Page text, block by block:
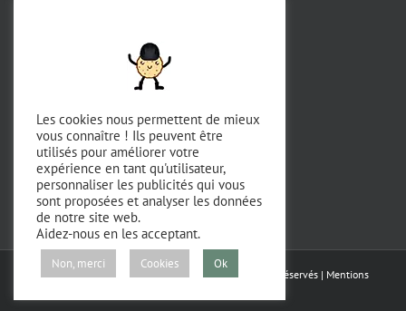
Copyright 2023 - Domaine de Chevillon | Tous droits réservés | Mentions
Les cookies nous permettent de mieux
vous connaître ! Ils peuvent être
utilisés pour améliorer votre
expérience en tant qu'utilisateur,
personnaliser les publicités qui vous
sont proposées et analyser les données
de notre site web.
Aidez-nous en les acceptant.
Non, merci Cookies Ok